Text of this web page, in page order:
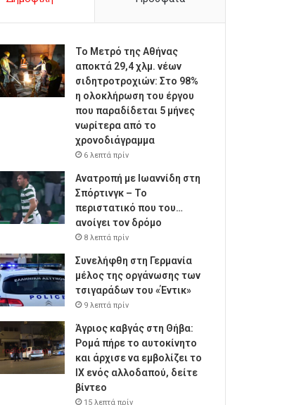
Το Μετρό της Αθήνας
αποκτά 29,4 χλμ. νέων
σιδητροτροχιών: Στο 98%
η ολοκλήρωση του έργου
που παραδίδεται 5 μήνες
νωρίτερα από το
χρονοδιάγραμμα
6 λεπτά πρίν
Ανατροπή με Ιωαννίδη στη
Σπόρτινγκ – Το
περιστατικό που του…
ανοίγει τον δρόμο
8 λεπτά πρίν
Συνελήφθη στη Γερμανία
μέλος της οργάνωσης των
τσιγαράδων του «Έντικ»
9 λεπτά πρίν
Άγριος καβγάς στη Θήβα:
Ρομά πήρε το αυτοκίνητο
και άρχισε να εμβολίζει το
ΙΧ ενός αλλοδαπού, δείτε
βίντεο
15 λεπτά πρίν